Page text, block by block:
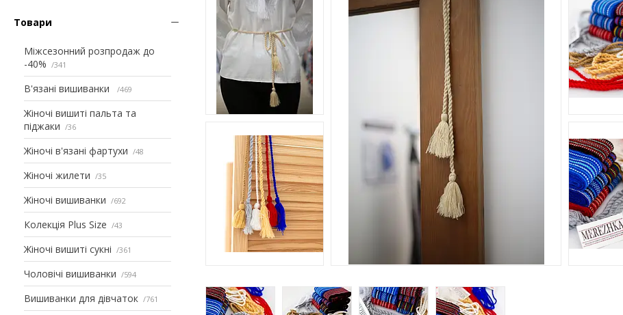
Товари
Міжсезонний розпродаж до
-40%
341
В'язані вишиванки 469
Жіночі вишиті пальта та
піджаки
36
Жіночі в'язані фартухи 48
Жіночі жилети 35
Жіночі вишиванки 692
Колекція Plus Size 43
Жіночі вишиті сукні 361
Чоловічі вишиванки 594
Вишиванки для дівчаток 761